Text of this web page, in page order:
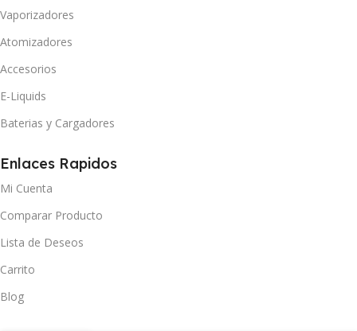
Vaporizadores
Atomizadores
Accesorios
E-Liquids
Baterias y Cargadores
Enlaces Rapidos
Mi Cuenta
Comparar Producto
Lista de Deseos
Carrito
Blog